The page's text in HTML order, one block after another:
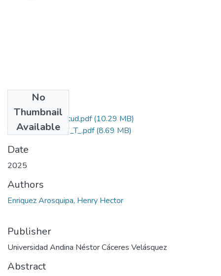
No
Thumbnail
Available
Grado de Similitud.pdf(10.29 MB)
T036_71610867_T_.pdf(8.69 MB)
Date
2025
Authors
Enriquez Arosquipa, Henry Hector
Publisher
Universidad Andina Néstor Cáceres Velásquez
Abstract